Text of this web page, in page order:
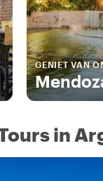
GENIET VAN
in